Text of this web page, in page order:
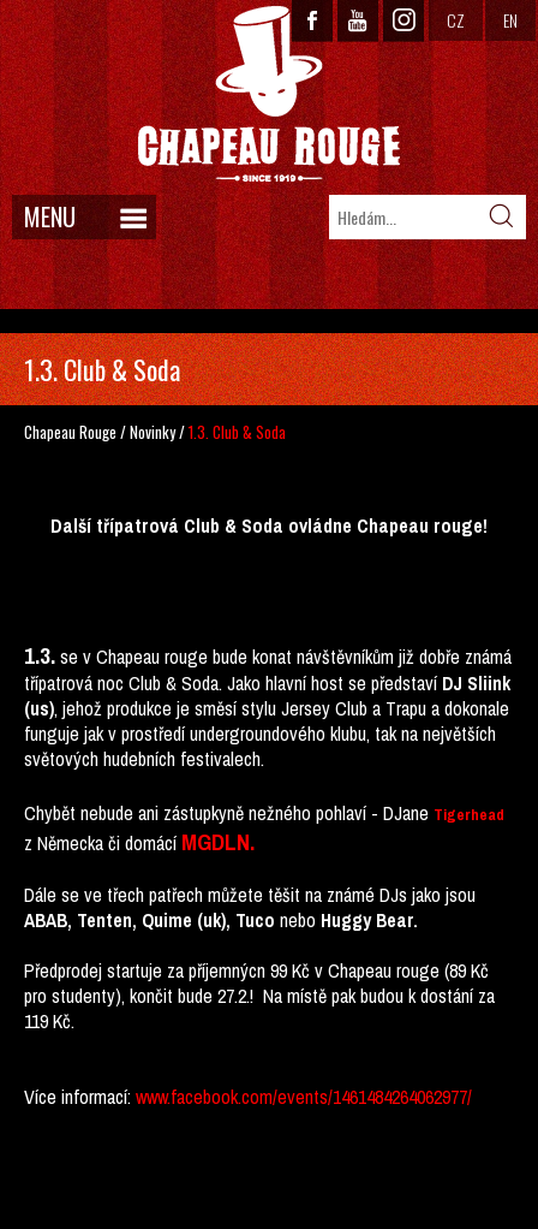
CZ EN
MENU
1.3. Club & Soda
Chapeau Rouge /Novinky/1.3. Club & Soda
Další třípatrová Club & Soda ovládne Chapeau rouge!
1.3.se v Chapeau rouge bude konat návštěvníkům již dobře známá
třípatrová noc Club & Soda. Jako hlavní host se představí DJ Sliink
(us), jehož produkce je směsí stylu Jersey Club a Trapu a dokonale
funguje jak v prostředí undergroundového klubu, tak na největších
světových hudebních festivalech.
Chybět nebude ani zástupkyně nežného pohlaví - DJane Tigerhead
z Německa či domácí MGDLN.
Dále se ve třech patřech můžete těšit na známé DJs jako jsou
ABAB, Tenten, Quime (uk), Tuco nebo Huggy Bear.
Předprodej startuje za příjemnýcn 99 Kč v Chapeau rouge (89 Kč
pro studenty), končit bude 27.2.! Na místě pak budou k dostání za
119 Kč.
Více informací:www.facebook.com/events/1461484264062977/